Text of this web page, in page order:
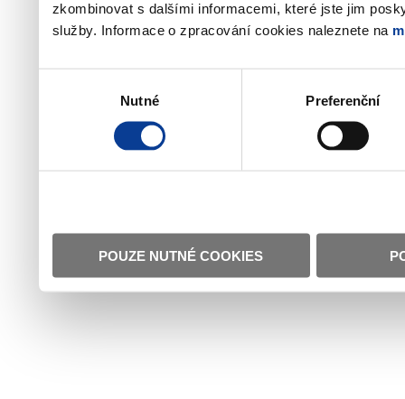
zkombinovat s dalšími informacemi, které jste jim
služby. Informace o zpracování cookies naleznete na
Nutné Preferenční
POUZE NUTNÉ COOKIES